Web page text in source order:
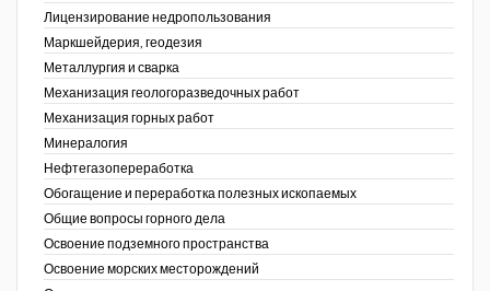
Лицензирование недропользования
Маркшейдерия, геодезия
Металлургия и сварка
Механизация геологоразведочных работ
Механизация горных работ
Минералогия
Нефтегазопереработка
Обогащение и переработка полезных ископаемых
Общие вопросы горного дела
Освоение подземного пространства
Освоение морских месторождений